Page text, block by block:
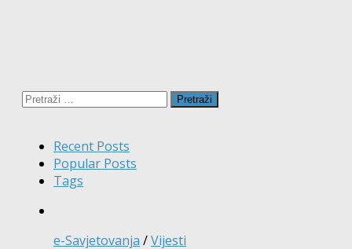
Pretraži:
Recent Posts
Popular Posts
Tags
e-Savjetovanja /Vijesti